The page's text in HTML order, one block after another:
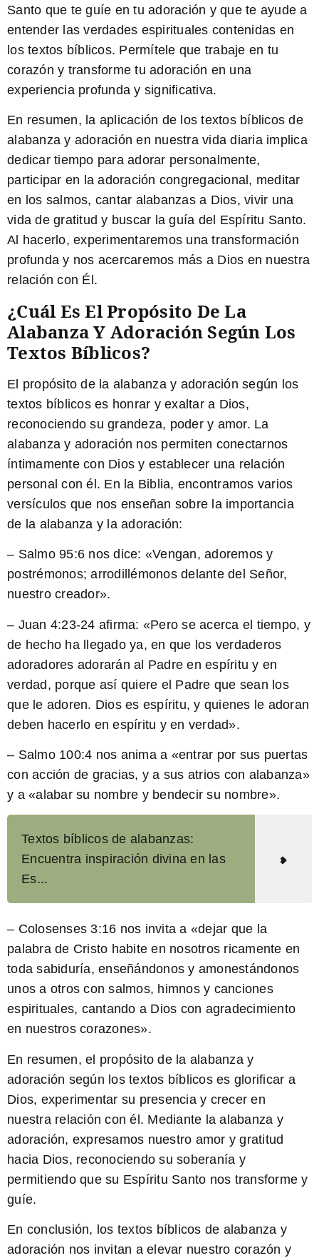
Santo que te guíe en tu adoración y que te ayude a
entender las verdades espirituales contenidas en
los textos bíblicos. Permítele que trabaje en tu
corazón y transforme tu adoración en una
experiencia profunda y significativa.
En resumen, la aplicación de los textos bíblicos de
alabanza y adoración en nuestra vida diaria implica
dedicar tiempo para adorar personalmente,
participar en la adoración congregacional, meditar
en los salmos, cantar alabanzas a Dios, vivir una
vida de gratitud y buscar la guía del Espíritu Santo.
Al hacerlo, experimentaremos una transformación
profunda y nos acercaremos más a Dios en nuestra
relación con Él.
¿Cuál Es El Propósito De La
Alabanza Y Adoración Según Los
Textos Bíblicos?
El propósito de la alabanza y adoración según los
textos bíblicos es honrar y exaltar a Dios,
reconociendo su grandeza, poder y amor. La
alabanza y adoración nos permiten conectarnos
íntimamente con Dios y establecer una relación
personal con él. En la Biblia, encontramos varios
versículos que nos enseñan sobre la importancia
de la alabanza y la adoración:
– Salmo 95:6 nos dice: «Vengan, adoremos y
postrémonos; arrodillémonos delante del Señor,
nuestro creador».
– Juan 4:23-24 afirma: «Pero se acerca el tiempo, y
de hecho ha llegado ya, en que los verdaderos
adoradores adorarán al Padre en espíritu y en
verdad, porque así quiere el Padre que sean los
que le adoren. Dios es espíritu, y quienes le adoran
deben hacerlo en espíritu y en verdad».
– Salmo 100:4 nos anima a «entrar por sus puertas
con acción de gracias, y a sus atrios con alabanza»
y a «alabar su nombre y bendecir su nombre».
Textos bíblicos de alabanzas:
Encuentra inspiración divina en las
Es...
– Colosenses 3:16 nos invita a «dejar que la
palabra de Cristo habite en nosotros ricamente en
toda sabiduría, enseñándonos y amonestándonos
unos a otros con salmos, himnos y canciones
espirituales, cantando a Dios con agradecimiento
en nuestros corazones».
En resumen, el propósito de la alabanza y
adoración según los textos bíblicos es glorificar a
Dios, experimentar su presencia y crecer en
nuestra relación con él. Mediante la alabanza y
adoración, expresamos nuestro amor y gratitud
hacia Dios, reconociendo su soberanía y
permitiendo que su Espíritu Santo nos transforme y
guíe.
En conclusión, los textos bíblicos de alabanza y
adoración nos invitan a elevar nuestro corazón y